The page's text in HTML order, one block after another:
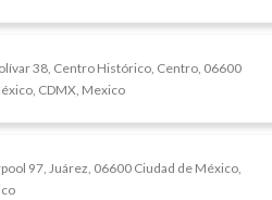
38, Centro Histórico, Centro, 06600
CDMX, Mexico
97, Juárez, 06600 Ciudad de México,